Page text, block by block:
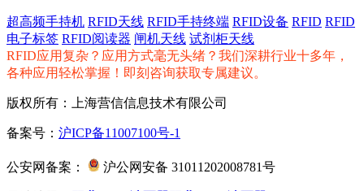
超高频手持机 RFID天线 RFID手持终端 RFID设备 RFID RFID
电子标签 RFID阅读器 闸机天线 试剂柜天线
RFID应用复杂？应用方式毫无头绪？我们深耕行业十多年，
各种应用轻松掌握！即刻咨询获取专属建议。
版权所有：上海营信信息技术有限公司
备案号： 沪ICP备11007100号-1
公安网备案： 沪公网安备 31011202008781号